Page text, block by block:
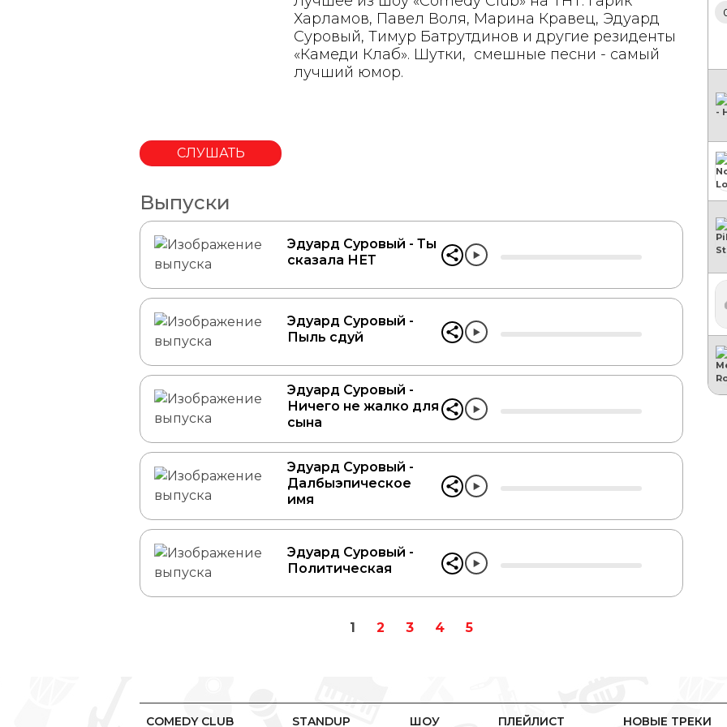
Харламов, Павел Воля, Марина Кравец, Эдуард
Суровый, Тимур Батрутдинов и другие резиденты
«Камеди Клаб». Шутки, смешные песни - самый
лучший юмор.
СЛУШАТЬ
Выпуски
Эдуард Суровый - Ты
сказала НЕТ
Эдуард Суровый -
Пыль сдуй
Эдуард Суровый -
Ничего не жалко для
сына
Эдуард Суровый -
Далбыэпическое
имя
Эдуард Суровый -
Политическая
1 2 3 4 5
COMEDY CLUB STANDUP ШОУ ПЛЕЙЛИСТ НОВЫЕ ТРЕКИ